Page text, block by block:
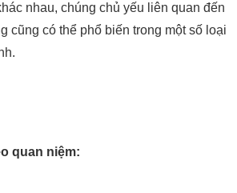
nhau, chúng chủ yếu liên quan đến
cũng có thể phổ biến trong một số loại
quan niệm: